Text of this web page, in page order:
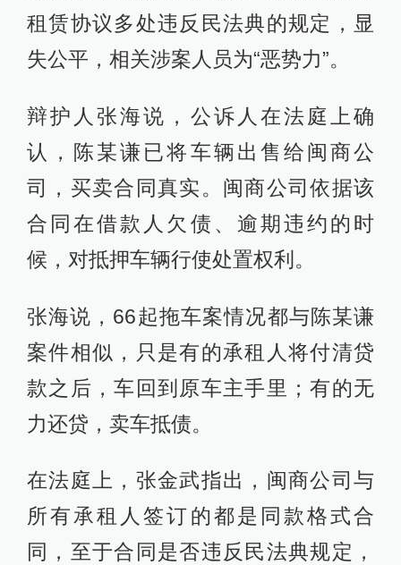
租赁协议多处违反民法典的规定，显
失公平，相关涉案人员为“恶势力”。
辩护人张海说，公诉人在法庭上确
认，陈某谦已将车辆出售给闽商公
司，买卖合同真实。闽商公司依据该
合同在借款人欠债、逾期违约的时
候，对抵押车辆行使处置权利。
张海说，66起拖车案情况都与陈某谦
案件相似，只是有的承租人将付清贷
款之后，车回到原车主手里；有的无
力还贷，卖车抵债。
在法庭上，张金武指出，闽商公司与
所有承租人签订的都是同款格式合
同，至于合同是否违反民法典规定，